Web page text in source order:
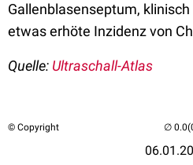
Gallenblasenseptum,
etwas erhöte Inzidenz von
Quelle: Ultraschall-Atlas
© Copyright